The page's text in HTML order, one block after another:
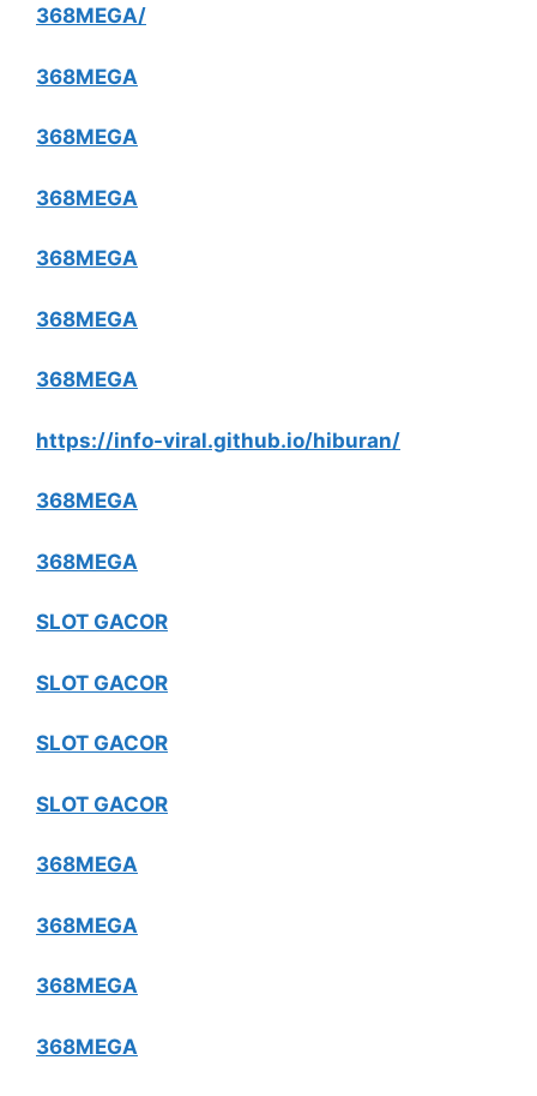
368MEGA/
368MEGA
368MEGA
368MEGA
368MEGA
368MEGA
368MEGA
https://info-viral.github.io/hiburan/
368MEGA
368MEGA
SLOT GACOR
SLOT GACOR
SLOT GACOR
SLOT GACOR
368MEGA
368MEGA
368MEGA
368MEGA